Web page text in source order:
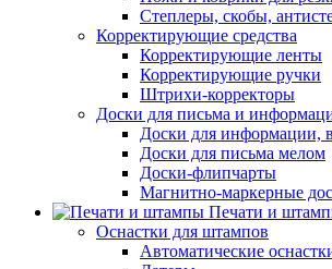
Степлеры, скобы,
Корректирующие средства
Корректирующие ленты
Корректирующие ручки
Штрихи-корректоры
Доски для письма и
Доски для информации,
Доски для письма мелом
Доски-флипчарты
Магнитно-маркерные
Печати и
Оснастки для штампов
Автоматические